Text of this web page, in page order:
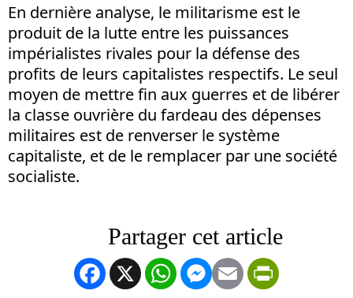
En dernière analyse, le militarisme est le
produit de la lutte entre les puissances
impérialistes rivales pour la défense des
profits de leurs capitalistes respectifs. Le seul
moyen de mettre fin aux guerres et de libérer
la classe ouvrière du fardeau des dépenses
militaires est de renverser le système
capitaliste, et de le remplacer par une société
socialiste.
Facebook
X WhatsApp
Messenger
Email